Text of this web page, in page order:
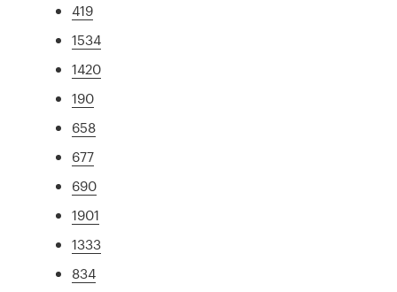
419
1534
1420
190
658
677
690
1901
1333
834